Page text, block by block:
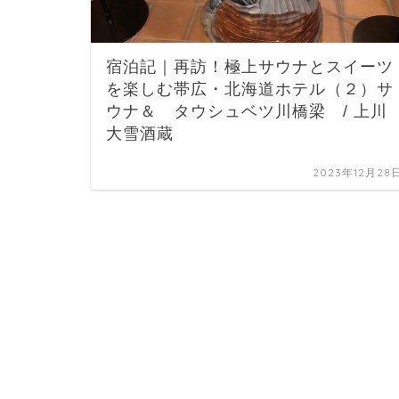
宿泊記｜再訪！極上サウナとスイーツ
を楽しむ帯広・北海道ホテル（２）サ
ウナ＆ タウシュベツ川橋梁 / 上川
大雪酒蔵
2023年12月28